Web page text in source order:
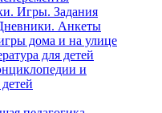
Игры. Задания
Анкеты
дома и на улице
для детей
и